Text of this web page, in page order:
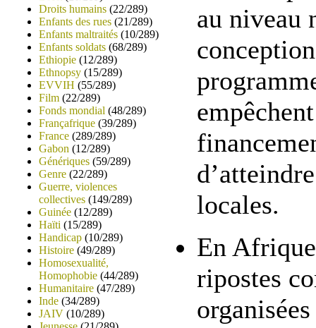
Droits humains (22/289)
Enfants des rues (21/289)
Enfants maltraités (10/289)
Enfants soldats (68/289)
Ethiopie (12/289)
Ethnopsy (15/289)
EVVIH (55/289)
Film (22/289)
Fonds mondial (48/289)
Françafrique (39/289)
France (289/289)
Gabon (12/289)
Génériques (59/289)
Genre (22/289)
Guerre, violences
collectives (149/289)
Guinée (12/289)
Haïti (15/289)
Handicap (10/289)
Histoire (49/289)
Homosexualité,
Homophobie (44/289)
Humanitaire (47/289)
Inde (34/289)
JAIV (10/289)
au niveau
locales.
En
ripostes